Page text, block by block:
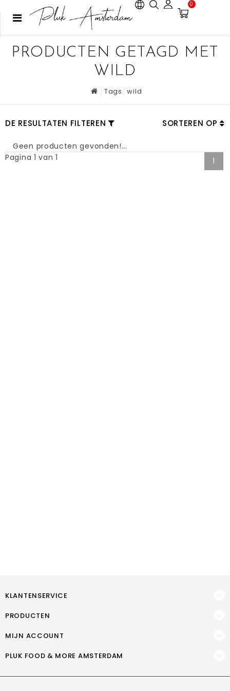
0
PRODUCTEN GETAGD MET
WILD
Tags wild
DE RESULTATEN FILTEREN SORTEREN OP
Geen producten gevonden!...
Pagina 1 van 1
1
KLANTENSERVICE
PRODUCTEN
MIJN ACCOUNT
PLUK FOOD & MORE AMSTERDAM